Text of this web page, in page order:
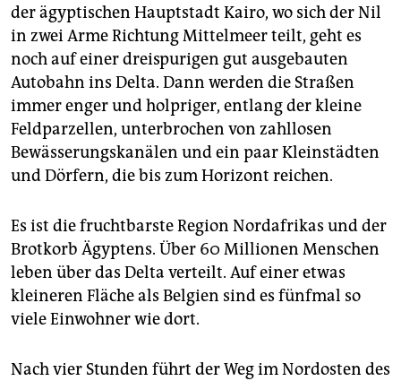
epaper login
der ägyptischen Hauptstadt Kairo, wo sich der Nil
in zwei Arme Richtung Mittelmeer teilt, geht es
noch auf einer dreispurigen gut ausgebauten
Autobahn ins Delta. Dann werden die Straßen
immer enger und holpriger, entlang der kleine
Feldparzellen, unterbrochen von zahllosen
Bewässerungskanälen und ein paar Kleinstädten
und Dörfern, die bis zum Horizont reichen.
Es ist die fruchtbarste Region Nordafrikas und der
Brotkorb Ägyptens. Über 60 Millionen Menschen
leben über das Delta verteilt. Auf einer etwas
kleineren Fläche als Belgien sind es fünfmal so
viele Einwohner wie dort.
Nach vier Stunden führt der Weg im Nordosten des